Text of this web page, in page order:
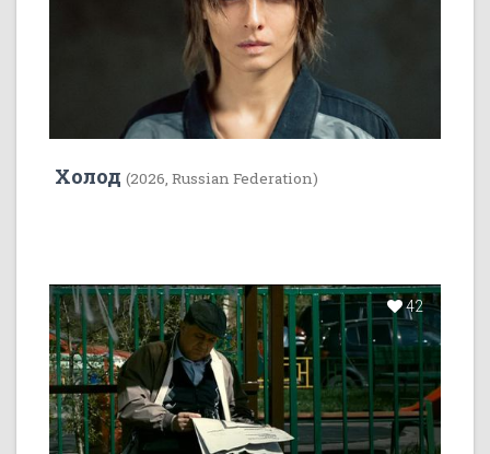
Холод (2026, Russian Federation)
42